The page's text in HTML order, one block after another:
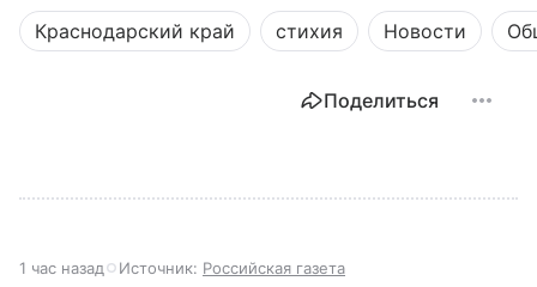
Краснодарский край стихия Новости
Поделиться
1 час назад Источник: Российская газета